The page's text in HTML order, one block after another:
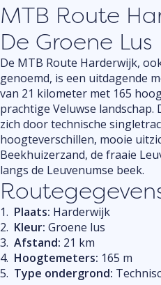
MTB Route
De Groene Lus
De MTB Route Harderwijk,
genoemd, is een uitdagende
van 21 kilometer met 165
prachtige Veluwse
zich door technische
hoogteverschillen, mooie
Beekhuizerzand, de fraaie
langs de Leuvenumse beek.
Plaats: Harderwijk
Kleur: Groene lus
Afstand: 21 km
Hoogtemeters: 165 m
Type ondergrond: